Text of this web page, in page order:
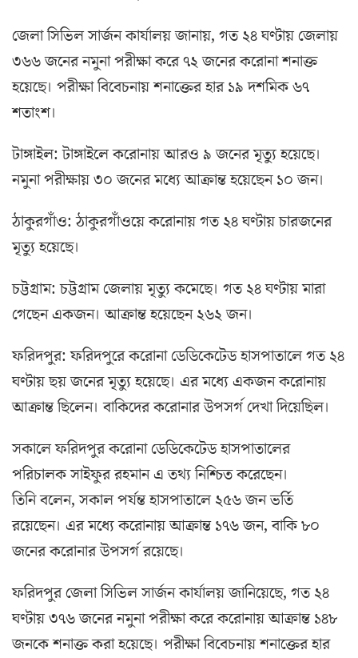
জেলা সিভিল সার্জন কার্যালয় জানায়, গত ২৪ ঘণ্টায় জেলায়
৩৬৬ জনের নমুনা পরীক্ষা করে ৭২ জনের করোনা শনাক্ত
হয়েছে। পরীক্ষা বিবেচনায় শনাক্তের হার ১৯ দশমিক ৬৭
শতাংশ।
টাঙ্গাইল: টাঙ্গাইলে করোনায় আরও ৯ জনের মৃত্যু হয়েছে।
নমুনা পরীক্ষায় ৩০ জনের মধ্যে আক্রান্ত হয়েছেন ১০ জন।
ঠাকুরগাঁও: ঠাকুরগাঁওয়ে করোনায় গত ২৪ ঘণ্টায় চারজনের
মৃত্যু হয়েছে।
চট্টগ্রাম: চট্টগ্রাম জেলায় মৃত্যু কমেছে। গত ২৪ ঘণ্টায় মারা
গেছেন একজন। আক্রান্ত হয়েছেন ২৬২ জন।
ফরিদপুর: ফরিদপুরে করোনা ডেডিকেটেড হাসপাতালে গত ২৪
ঘণ্টায় ছয় জনের মৃত্যু হয়েছে। এর মধ্যে একজন করোনায়
আক্রান্ত ছিলেন। বাকিদের করোনার উপসর্গ দেখা দিয়েছিল।
সকালে ফরিদপুর করোনা ডেডিকেটেড হাসপাতালের
পরিচালক সাইফুর রহমান এ তথ্য নিশ্চিত করেছেন।
তিনি বলেন, সকাল পর্যন্ত হাসপাতালে ২৫৬ জন ভর্তি
রয়েছেন। এর মধ্যে করোনায় আক্রান্ত ১৭৬ জন, বাকি ৮০
জনের করোনার উপসর্গ রয়েছে।
ফরিদপুর জেলা সিভিল সার্জন কার্যালয় জানিয়েছে, গত ২৪
ঘণ্টায় ৩৭৬ জনের নমুনা পরীক্ষা করে করোনায় আক্রান্ত ১৪৮
জনকে শনাক্ত করা হয়েছে। পরীক্ষা বিবেচনায় শনাক্তের হার